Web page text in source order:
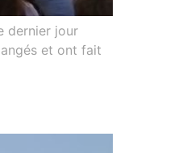
dernier jour
et ont fait